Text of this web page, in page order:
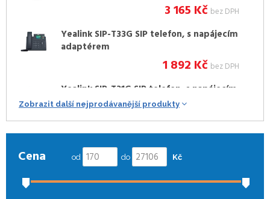
3 165 Kč bez DPH
Yealink SIP-T33G SIP telefon, s napájecím
adaptérem
1 892 Kč bez DPH
Yealink SIP-T31G SIP telefon, s napájecím
adaptérem
1 467Kč bez DPH
Yealink W73H SIP DECT ručka
1 945Kč
Zobrazit další nejprodávanější produkty
Cena od do Kč